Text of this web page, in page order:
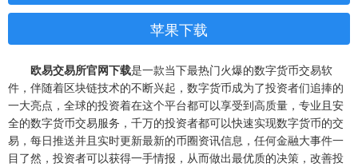
苹果下载
欧易交易所官网下载是一款当下最热门火爆的数字货币交易软
件，伴随着区块链技术的不断兴起，数字货币成为了投资者们追捧的
一大亮点，全球的投资着在这个平台都可以享受到高质量，专业且安
全的数字货币交易服务，千万的投资者都可以快速实现数字货币的交
易，每日推送并且实时更新最新的币圈资讯信息，任何金融大事件一
目了然，投资者可以获得一手情报，从而做出最优质的决策，改善投